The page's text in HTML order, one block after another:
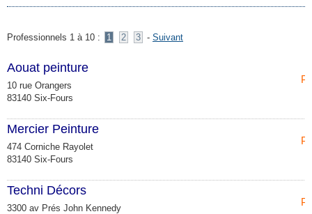
Professionnels 1 à 10 : 1 2 3 - Suivant
Aouat peinture
10 rue Orangers
83140 Six-Fours
Mercier Peinture
474 Corniche Rayolet
83140 Six-Fours
Techni Décors
3300 av Prés John Kennedy